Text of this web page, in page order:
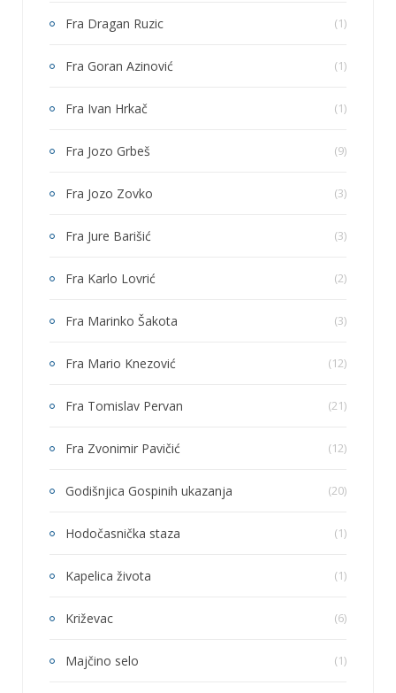
Fra Dragan Ruzic (1)
Fra Goran Azinović (1)
Fra Ivan Hrkač (1)
Fra Jozo Grbeš (9)
Fra Jozo Zovko (3)
Fra Jure Barišić (3)
Fra Karlo Lovrić (2)
Fra Marinko Šakota (3)
Fra Mario Knezović (12)
Fra Tomislav Pervan (21)
Fra Zvonimir Pavičić (12)
Godišnjica Gospinih ukazanja (20)
Hodočasnička staza (1)
Kapelica života (1)
Križevac (6)
Majčino selo (1)